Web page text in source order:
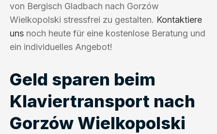
von Bergisch Gladbach nach Gorzów
Wielkopolski stressfrei zu gestalten. Kontaktiere
uns noch heute für eine kostenlose Beratung und
ein individuelles Angebot!
Geld sparen beim
Klaviertransport nach
Gorzów Wielkopolski